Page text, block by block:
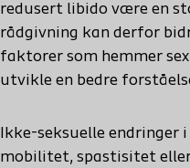
redusert libido være en
rådgivning kan derfor
faktorer som hemmer
utvikle en bedre
Ikke-seksuelle endringer
mobilitet, spastisitet